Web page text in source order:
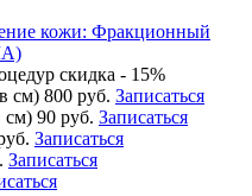
кожи: Фракционный
скидка - 15%
см) 800 руб. Записаться
см) 90 руб. Записаться
Записаться
Записаться